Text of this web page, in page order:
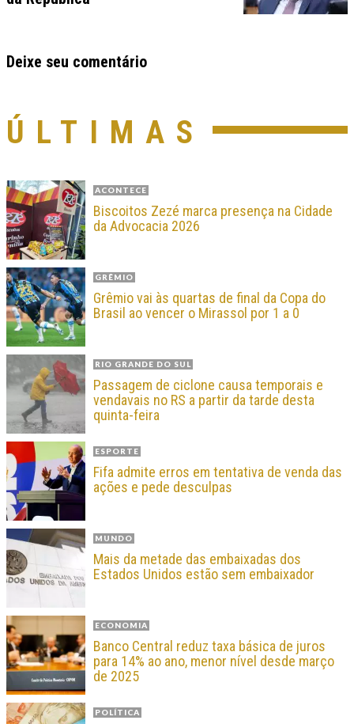
Deixe seu comentário
ÚLTIMAS
ACONTECE
Biscoitos Zezé marca presença na Cidade
da Advocacia 2026
GRÊMIO
Grêmio vai às quartas de final da Copa do
Brasil ao vencer o Mirassol por 1 a 0
RIO GRANDE DO SUL
Passagem de ciclone causa temporais e
vendavais no RS a partir da tarde desta
quinta-feira
ESPORTE
Fifa admite erros em tentativa de venda das
ações e pede desculpas
MUNDO
Mais da metade das embaixadas dos
Estados Unidos estão sem embaixador
ECONOMIA
Banco Central reduz taxa básica de juros
para 14% ao ano, menor nível desde março
de 2025
POLÍTICA